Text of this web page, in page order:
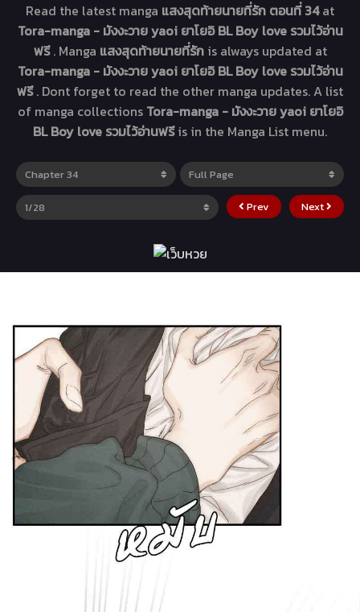
Read the latest manga แสงสุดท้ายนายที่รัก ตอนที่ 34at
Tora-manga - มังงะวาย yaoi ยาโยอิ BL Boy love รวมไว้อ่าน
ฟรี. Manga แสงสุดท้ายนายที่รัก is always updated at
Tora-manga - มังงะวาย yaoi ยาโยอิ BL Boy love รวมไว้อ่าน
ฟรี. Dont forget to read the other manga updates. A list
of manga collections Tora-manga - มังงะวาย yaoi ยาโยอิ
BL Boy love รวมไว้อ่านฟรีis in the Manga List menu.
Prev Next